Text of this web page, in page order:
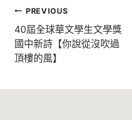
文
章
導
PREVIOUS
40屆全球華文學生文學獎
國中新詩【你說從沒吹過
頂樓的風】